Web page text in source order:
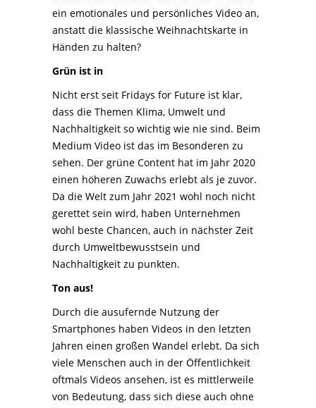
ein emotionales und persönliches Video an,
anstatt die klassische Weihnachtskarte in
Händen zu halten?
Grün ist in
Nicht erst seit Fridays for Future ist klar,
dass die Themen Klima, Umwelt und
Nachhaltigkeit so wichtig wie nie sind. Beim
Medium Video ist das im Besonderen zu
sehen. Der grüne Content hat im Jahr 2020
einen höheren Zuwachs erlebt als je zuvor.
Da die Welt zum Jahr 2021 wohl noch nicht
gerettet sein wird, haben Unternehmen
wohl beste Chancen, auch in nächster Zeit
durch Umweltbewusstsein und
Nachhaltigkeit zu punkten.
Ton aus!
Durch die ausufernde Nutzung der
Smartphones haben Videos in den letzten
Jahren einen großen Wandel erlebt. Da sich
viele Menschen auch in der Öffentlichkeit
oftmals Videos ansehen, ist es mittlerweile
von Bedeutung, dass sich diese auch ohne